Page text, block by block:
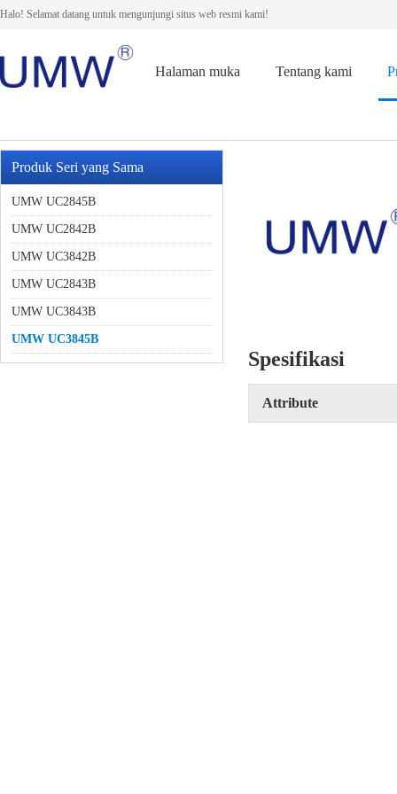
Halo! Selamat datang untuk mengunjungi situs web resmi kami!
Halaman muka Tentang kami
Produk Seri yang Sama
UMW UC2845B
UMW UC2842B
UMW UC3842B
UMW UC2843B
UMW UC3843B
UMW UC3845B
Spesifikasi
Attribute